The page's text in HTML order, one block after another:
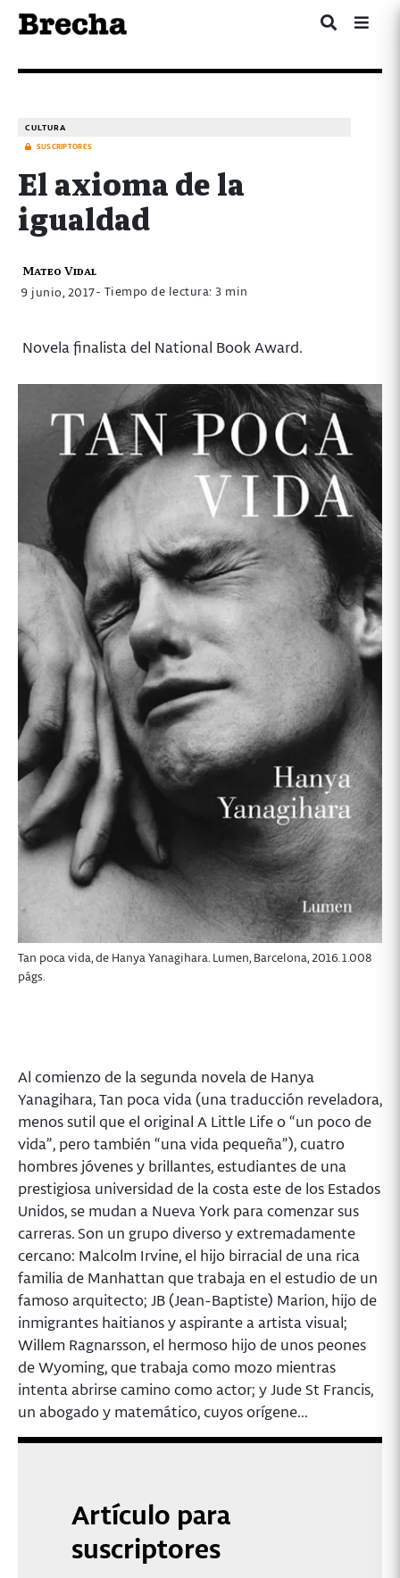
CULTURA
SUSCRIPTORES
El axioma de la
igualdad
Mateo Vidal
9 junio, 2017- Tiempo de lectura: 3 min
Novela finalista del National Book Award.
Tan poca vida, de Hanya Yanagihara. Lumen, Barcelona, 2016. 1.008
págs.
Al comienzo de la segunda novela de Hanya
Yanagihara, Tan poca vida (una traducción reveladora,
menos sutil que el original A Little Life o “un poco de
vida”, pero también “una vida pequeña”), cuatro
hombres jóvenes y brillantes, estudiantes de una
prestigiosa universidad de la costa este de los Estados
Unidos, se mudan a Nueva York para comenzar sus
carreras. Son un grupo diverso y extremadamente
cercano: Malcolm Irvine, el hijo birracial de una rica
familia de Manhattan que trabaja en el estudio de un
famoso arquitecto; JB (Jean-Baptiste) Marion, hijo de
inmigrantes haitianos y aspirante a artista visual;
Willem Ragnarsson, el hermoso hijo de unos peones
de Wyoming, que trabaja como mozo mientras
intenta abrirse camino como actor; y Jude St Francis,
un abogado y matemático, cuyos orígene...
Artículo para
suscriptores